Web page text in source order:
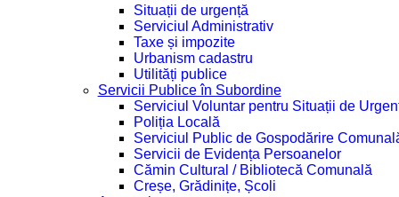
Situații de urgență
Serviciul Administrativ
Taxe și impozite
Urbanism cadastru
Utilități publice
Servicii Publice în Subordine
Serviciul Voluntar pentru Situații de
Poliția Locală
Serviciul Public de Gospodărire
Servicii de Evidența Persoanelor
Cămin Cultural / Bibliotecă Comunală
Creșe, Grădinițe, Școli